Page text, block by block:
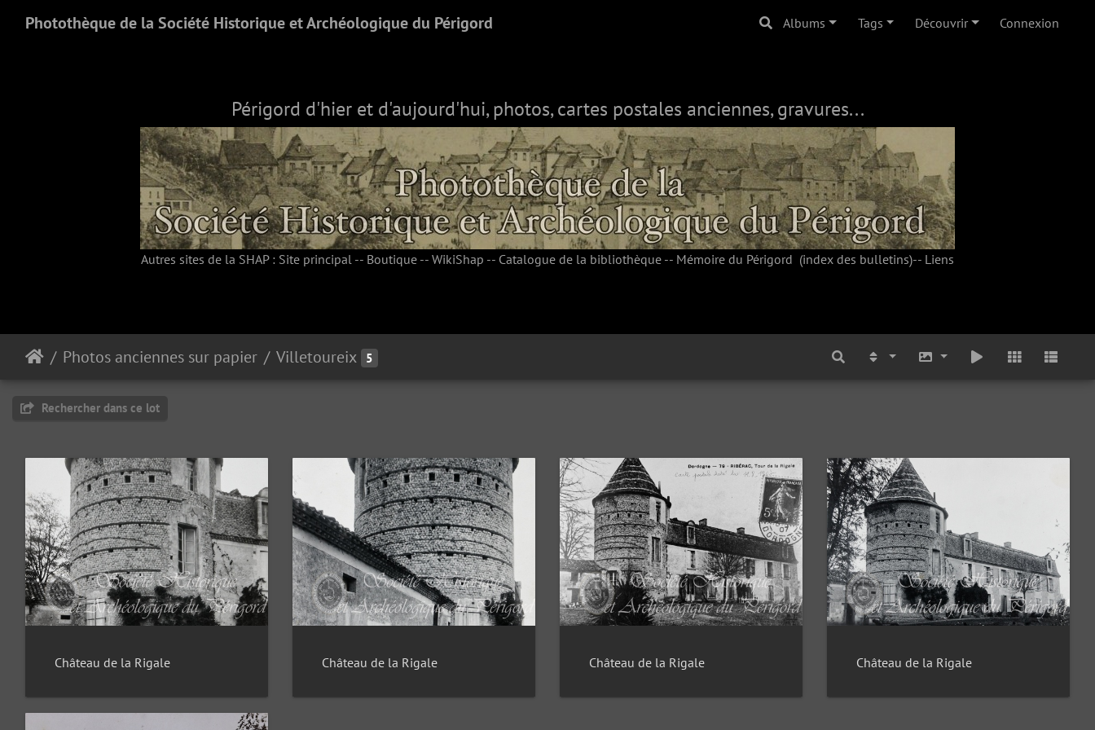
Photothèque de la Société Historique et Archéologique du Périgord Albums Tags Découvrir Connexion
Périgord d'hier et d'aujourd'hui, photos, cartes postales anciennes, gravures...
Autres sites de la SHAP : Site principal -- Boutique -- WikiShap -- Catalogue de la bibliothèque -- Mémoire du Périgord (index des bulletins)-- Liens
Photos anciennes sur papier Villetoureix 5
Rechercher dans ce lot
Château de la Rigale Château de la Rigale Château de la Rigale Château de la Rigale